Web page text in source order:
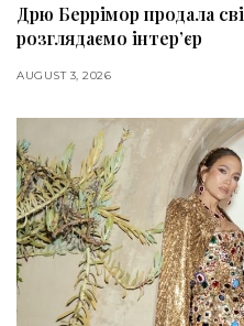
Дрю Беррімор продала
розглядаємо інтер’єр
AUGUST 3, 2026